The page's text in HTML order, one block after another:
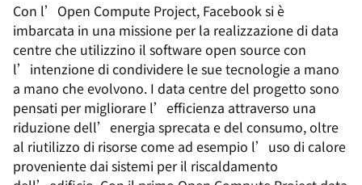
Con l’Open Compute Project, Facebook si è
imbarcata in una missione per la realizzazione di data
centre che utilizzino il software open source con
l’intenzione di condividere le sue tecnologie a mano
a mano che evolvono. I data centre del progetto sono
pensati per migliorare l’efficienza attraverso una
riduzione dell’energia sprecata e del consumo, oltre
al riutilizzo di risorse come ad esempio l’uso di calore
proveniente dai sistemi per il riscaldamento